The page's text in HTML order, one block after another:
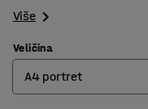
Više
Veličina
A4 portret